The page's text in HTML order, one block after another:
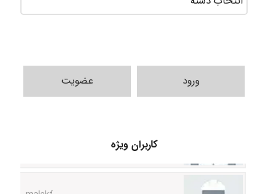
ورود عضویت
کاربران ویژه